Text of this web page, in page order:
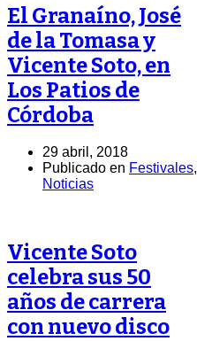
El Granaíno, José
de la Tomasa y
Vicente Soto, en
Los Patios de
Córdoba
29 abril, 2018
Publicado en Festivales,
Noticias
Vicente Soto
celebra sus 50
años de carrera
con nuevo disco